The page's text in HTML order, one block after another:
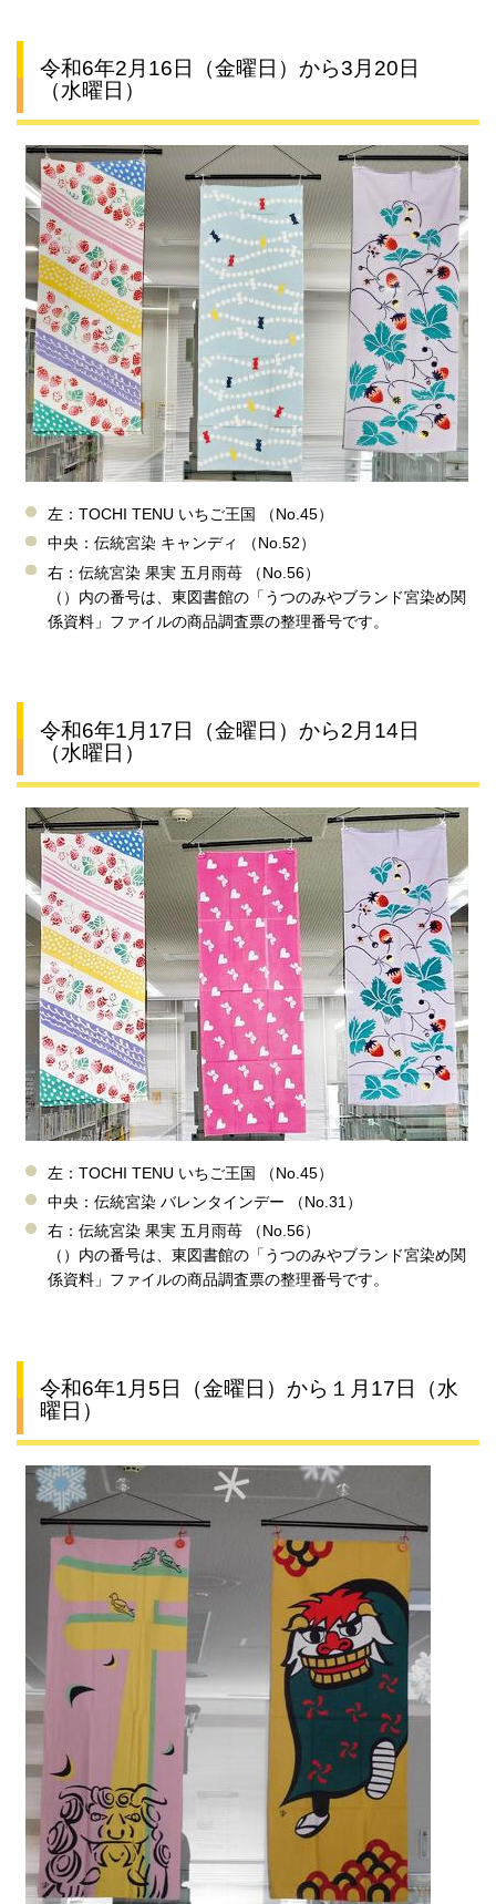
令和6年2月16日（金曜日）から3月20日
（水曜日）
左：TOCHI TENU いちご王国 （No.45）
中央：伝統宮染 キャンディ （No.52）
右：伝統宮染 果実 五月雨苺 （No.56）
（）内の番号は、東図書館の「うつのみやブランド宮染め関
係資料」ファイルの商品調査票の整理番号です。
令和6年1月17日（金曜日）から2月14日
（水曜日）
左：TOCHI TENU いちご王国 （No.45）
中央：伝統宮染 バレンタインデー （No.31）
右：伝統宮染 果実 五月雨苺 （No.56）
（）内の番号は、東図書館の「うつのみやブランド宮染め関
係資料」ファイルの商品調査票の整理番号です。
令和6年1月5日（金曜日）から１月17日（水
曜日）